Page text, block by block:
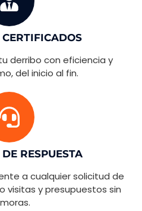
derribo con eficiencia y
del inicio al fin.
RESPUESTA
a cualquier solicitud de
visitas y presupuestos sin